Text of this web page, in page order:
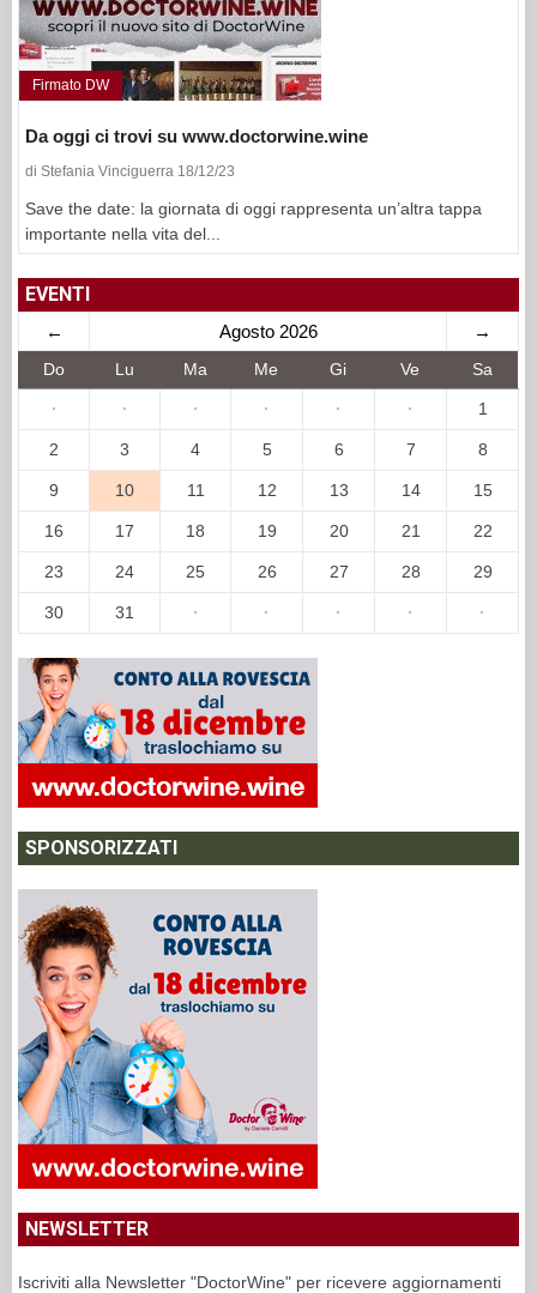
Firmato DW
Da oggi ci trovi su www.doctorwine.wine
di Stefania Vinciguerra 18/12/23
Save the date: la giornata di oggi rappresenta un’altra tappa
importante nella vita del...
EVENTI
← Agosto 2026 →
Do Lu Ma Me Gi Ve Sa
· · · · · · 1
2 3 4 5 6 7 8
9 10 11 12 13 14 15
16 17 18 19 20 21 22
23 24 25 26 27 28 29
30 31 · · · · ·
SPONSORIZZATI
NEWSLETTER
Iscriviti alla Newsletter "DoctorWine" per ricevere aggiornamenti